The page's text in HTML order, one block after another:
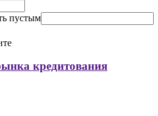
пустым
кредитования